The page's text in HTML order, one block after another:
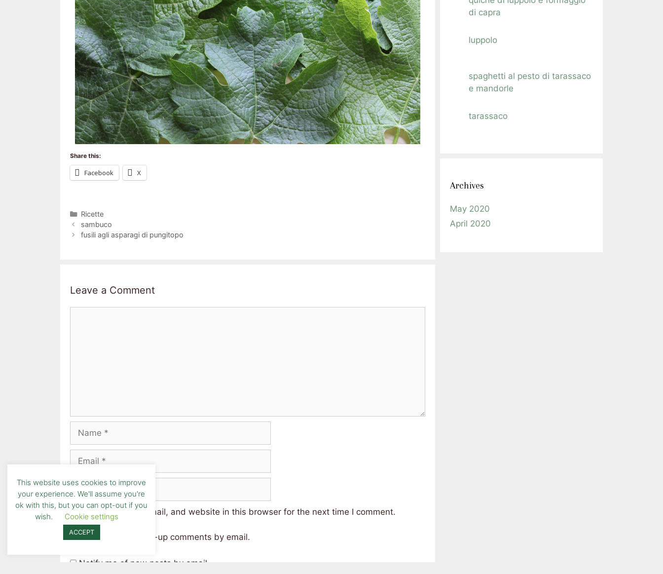
Share this:
Facebook X
Ricette
sambuco
fusili agli asparagi di pungitopo
Leave a Comment
Save my name, email, and website in this browser for the next time I comment.
Notify me of follow-up comments by email.
Notify me of new posts by email.
di capra
luppolo
spaghetti al pesto di tarassaco
e mandorle
tarassaco
Archives
May 2020
April 2020
This website uses cookies to improve
your experience. We'll assume you're
ok with this, but you can opt-out if you
wish.
Cookie settings
ACCEPT